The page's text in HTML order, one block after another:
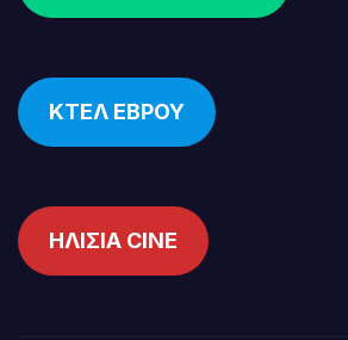
ΚΤΕΛ ΕΒΡΟΥ
ΗΛΙΣΙΑ CINE